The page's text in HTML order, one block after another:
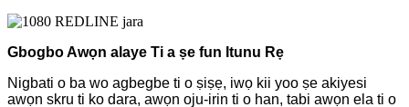
Gbogbo Awọn alaye Ti a ṣe fun Itunu Rẹ
Nigbati o ba wo agbegbe ti o ṣiṣẹ, iwọ kii yoo ṣe akiyesi
awọn skru ti ko dara, awọn oju-irin ti o han, tabi awọn ela ti o